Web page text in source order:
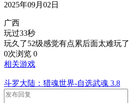
2025年09月02日
广西
玩过33秒
玩久了52级感觉有点累后面太难玩了
0次浏览 0
相关游戏
斗罗大陆：猎魂世界-自选武魂 3.8